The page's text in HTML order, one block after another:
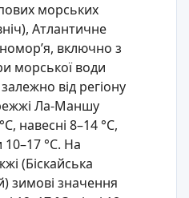
морських
Атлантичне
включно з
морської води
від регіону
Ла-Маншу
навесні 8–14 °C,
10–17 °C. На
(Біскайська
зимові значення